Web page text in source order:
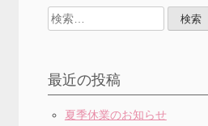
索:
最近の投稿
夏季休業のお知らせ